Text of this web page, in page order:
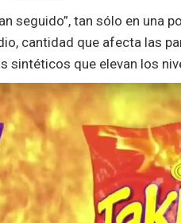
seguido”, tan sólo en una
cantidad que afecta las
sintéticos que elevan los